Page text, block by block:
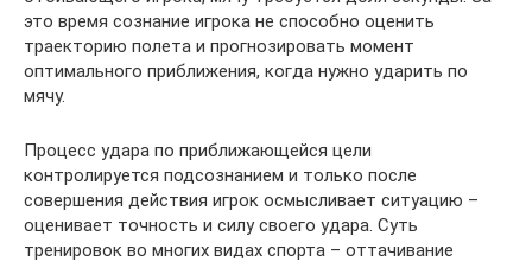
это время сознание игрока не способно оценить
траекторию полета и прогнозировать момент
оптимального приближения, когда нужно ударить по
мячу.
Процесс удара по приближающейся цели
контролируется подсознанием и только после
совершения действия игрок осмысливает ситуацию –
оценивает точность и силу своего удара. Суть
тренировок во многих видах спорта – оттачивание